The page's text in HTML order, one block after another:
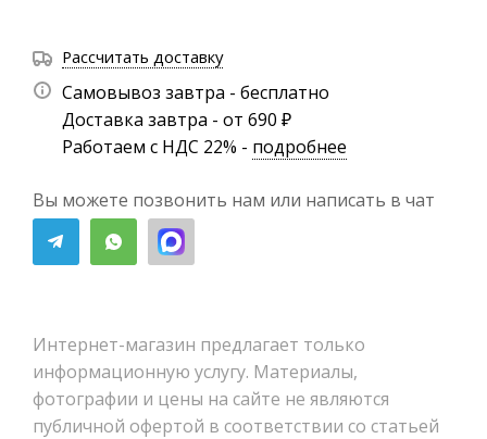
Рассчитать доставку
Самовывоз завтра - бесплатно
Доставка завтра - от 690 ₽
Работаем с НДС 22% - подробнее
Вы можете позвонить нам или написать в чат
Интернет-магазин предлагает только
информационную услугу. Материалы,
фотографии и цены на сайте не являются
публичной офертой в соответствии со статьей